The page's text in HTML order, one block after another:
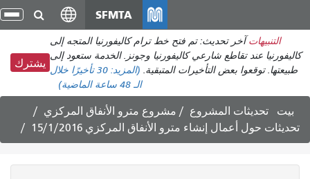
انتقل
إلى
المحتوى
الرئيسي
SFMTA
التنبيهات آخر تحديث: تم فتح خط ترام كاليفورنيا المتجه إلى
كاليفورنيا عند تقاطع شارعي كاليفورنيا وجونز. الخدمة ستعود إلى
طبيعتها. توقعوا بعض التأخيرات المتبقية. (المزيد: 30 تأخيرًا
خلال
الـ 48 ساعة الماضية)
يشترك
بيت تحديثات المشروع
مشروع مترو الأنفاق المركزي
تحديثات حول أعمال إنشاء مترو الأنفاق المركزي 15/1/2016